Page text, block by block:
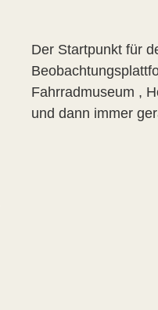
Der Startpunkt für
Fahrradmuseum ,
und dann immer